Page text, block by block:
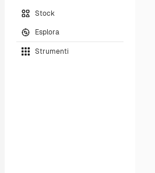
Stock
Esplora
Strumenti